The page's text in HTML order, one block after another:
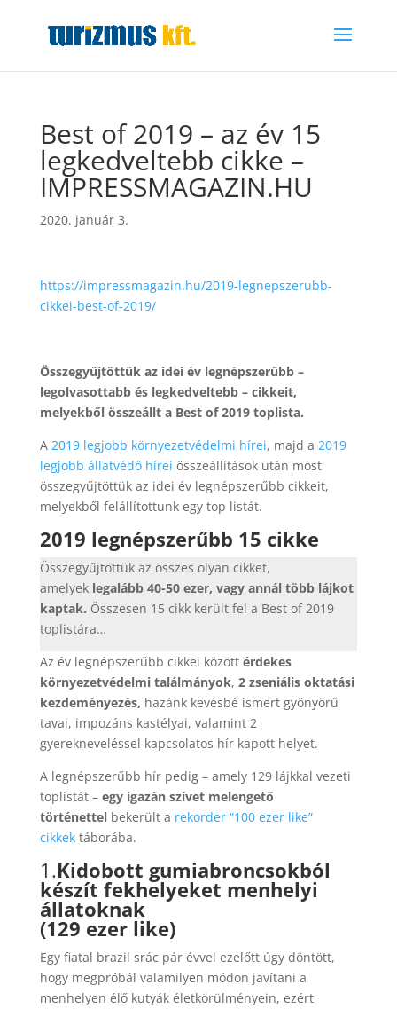
Best of 2019 – az év 15
legkedveltebb cikke –
IMPRESSMAGAZIN.HU
2020. január 3.
https://impressmagazin.hu/2019-legnepszerubb-
cikkei-best-of-2019/
Összegyűjtöttük az idei év legnépszerűbb –
legolvasottabb és legkedveltebb – cikkeit,
melyekből összeállt a Best of 2019 toplista.
A 2019 legjobb környezetvédelmi hírei, majd a 2019
legjobb állatvédő hírei összeállítások után most
összegyűjtöttük az idei év legnépszerűbb cikkeit,
melyekből felállítottunk egy top listát.
2019 legnépszerűbb 15 cikke
Összegyűjtöttük az összes olyan cikket,
amelyek legalább 40-50 ezer, vagy annál több lájkot
kaptak. Összesen 15 cikk került fel a Best of 2019
toplistára…
Az év legnépszerűbb cikkei között érdekes
környezetvédelmi találmányok, 2 zseniális oktatási
kezdeményezés, hazánk kevésbé ismert gyönyörű
tavai, impozáns kastélyai, valamint 2
gyerekneveléssel kapcsolatos hír kapott helyet.
A legnépszerűbb hír pedig – amely 129 lájkkal vezeti
toplistát – egy igazán szívet melengető
történettelbekerült a rekorder“100 ezer like”
cikkek táborába.
1.Kidobott gumiabroncsokból
készít fekhelyeket menhelyi
állatoknak
(129 ezer like)
Egy fiatal brazil srác pár évvel ezelőtt úgy döntött,
hogy megpróbál valamilyen módon javítani a
menhelyen élő kutyák életkörülményein, ezért